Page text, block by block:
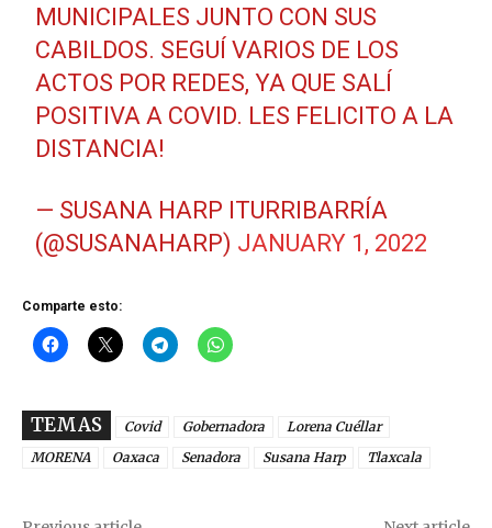
MUNICIPALES JUNTO CON SUS
CABILDOS. SEGUÍ VARIOS DE LOS
ACTOS POR REDES, YA QUE SALÍ
POSITIVA A COVID. LES FELICITO A LA
DISTANCIA!
— SUSANA HARP ITURRIBARRÍA
(@SUSANAHARP) JANUARY 1, 2022
Comparte esto:
TEMAS Covid Gobernadora
Lorena Cuéllar
MORENA
Oaxaca Senadora Susana Harp Tlaxcala